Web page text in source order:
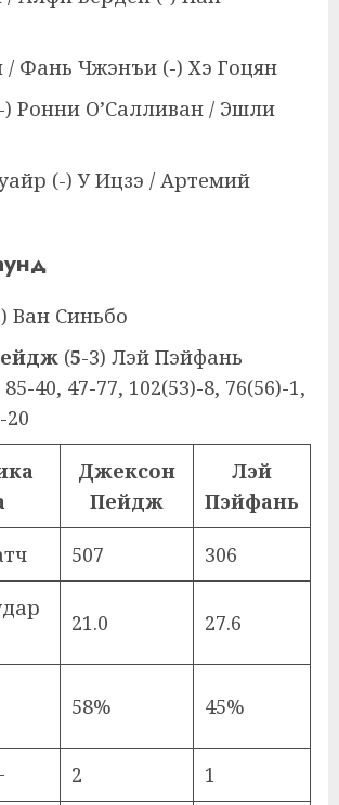
Фань Чжэнъи (-) Хэ Гоцян
Ронни О’Салливан / Эшли
(-) У Ицзэ / Артемий
Ван Синьбо
(5-3) Лэй Пэйфань
40, 47-77, 102(53)-8, 76(56)-1,
20
Джексон
Пейдж
Лэй
Пэйфань
507 306
21.0 27.6
58% 45%
2 1